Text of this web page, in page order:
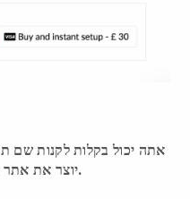
יוצר את אתר המדריכה בדמינטון.